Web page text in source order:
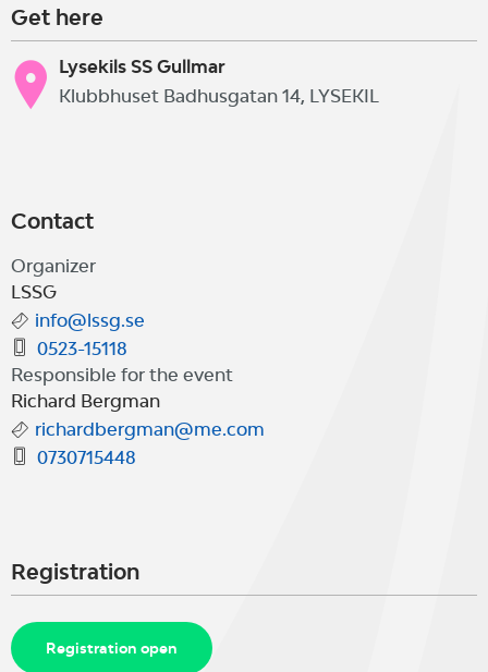
Get here
Lysekils SS Gullmar
Klubbhuset Badhusgatan 14, LYSEKIL
Contact
Organizer
LSSG
info@lssg.se
0523-15118
Responsible for the event
Richard Bergman
richardbergman@me.com
0730715448
Registration
Registration open